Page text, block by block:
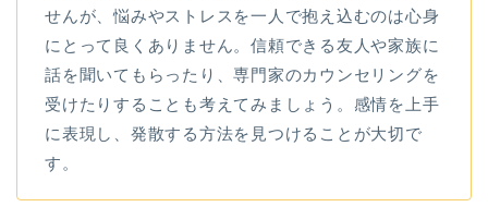
せんが、悩みやストレスを一人で抱え込むのは心身
にとって良くありません。信頼できる友人や家族に
話を聞いてもらったり、専門家のカウンセリングを
受けたりすることも考えてみましょう。感情を上手
に表現し、発散する方法を見つけることが大切で
す。